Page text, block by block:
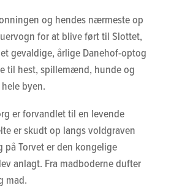
og hendes nærmeste op
for at blive ført til Slottet,
gevaldige, årlige Danehof-optog
til hest, spillemænd, hunde og
byen.
er forvandlet til en levende
er skudt op langs voldgraven
på Torvet er den kongelige
anlagt. Fra madboderne dufter
mad.